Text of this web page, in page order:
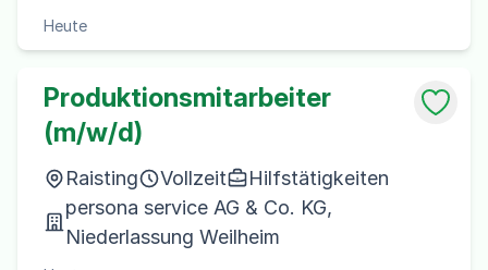
Heute
Produktionsmitarbeiter
(m/w/d)
Raisting Vollzeit
Hilfstätigkeiten
persona service AG & Co. KG,
Niederlassung Weilheim